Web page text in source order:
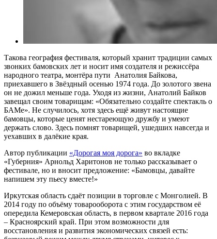
Такова география фестиваля, который хранит традиции самых
звонких бамовских лет и носит имя создателя и режиссёра
народного театра, монтёра пути Анатолия Байкова,
приехавшего в Звёздный осенью 1974 года. До золотого звена
он не дожил меньше года. Уходя из жизни, Анатолий Байков
завещал своим товарищам: «Обязательно создайте спектакль о
БАМе». Не случилось, хотя здесь ещё живут настоящие
бамовцы, которые ценят нестареющую дружбу и умеют
держать слово. Здесь помнят товарищей, ушедших навсегда и
уехавших в далёкие края.
Автор публикации «Дорогая моя дорога» во вкладке
«Губерния» Арнольд Харитонов не только рассказывает о
фестивале, но и вносит предложение: «Бамовцы, давайте
напишем эту пьесу вместе!»
Иркутская область сдаёт позиции в торговле с Монголией. В
2014 году по объёму товарооборота с этим государством её
опередила Кемеровская область, в первом квартале 2016 года
– Красноярский край. При этом возможности для
восстановления и развития экономических связей есть: